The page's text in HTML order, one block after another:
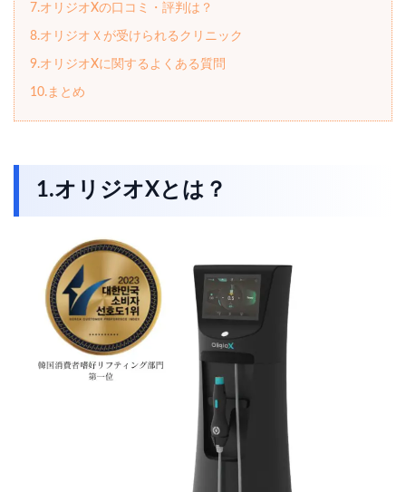
7.オリジオXの口コミ・評判は？
8.オリジオＸが受けられるクリニック
9.オリジオXに関するよくある質問
10.まとめ
1.オリジオXとは？